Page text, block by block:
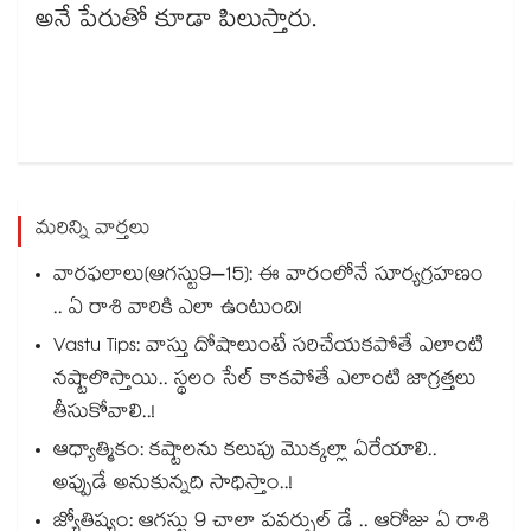
అనే పేరుతో కూడా పిలుస్తారు.
మరిన్ని వార్తలు
వారఫలాలు(ఆగస్టు9–15): ఈ వారంలోనే సూర్యగ్రహణం
.. ఏ రాశి వారికి ఎలా ఉంటుంది!
Vastu Tips: వాస్తు దోషాలుంటే సరిచేయకపోతే ఎలాంటి
నష్టాలొస్తాయి.. స్థలం సేల్ కాకపోతే ఎలాంటి జాగ్రత్తలు
తీసుకోవాలి..!
ఆధ్యాత్మికం: కష్టాలను కలుపు మొక్కల్లా ఏరేయాలి..
అప్పుడే అనుకున్నది సాధిస్తాం..!
జ్యోతిష్యం: ఆగస్టు 9 చాలా పవర్ఫుల్ డే .. ఆరోజు ఏ రాశి